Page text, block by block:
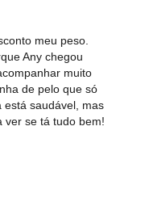
meu peso.
Any chegou
muito
de pelo que só
está saudável, mas
ver se tá tudo bem!